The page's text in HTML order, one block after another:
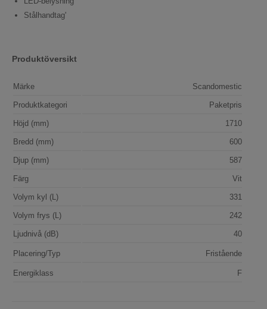
Stålhandtag'
Produktöversikt
Märke Scandomestic
Produktkategori Paketpris
Höjd (mm) 1710
Bredd (mm) 600
Djup (mm) 587
Färg Vit
Volym kyl (L) 331
Volym frys (L) 242
Ljudnivå (dB) 40
Placering/Typ Fristående
Energiklass F